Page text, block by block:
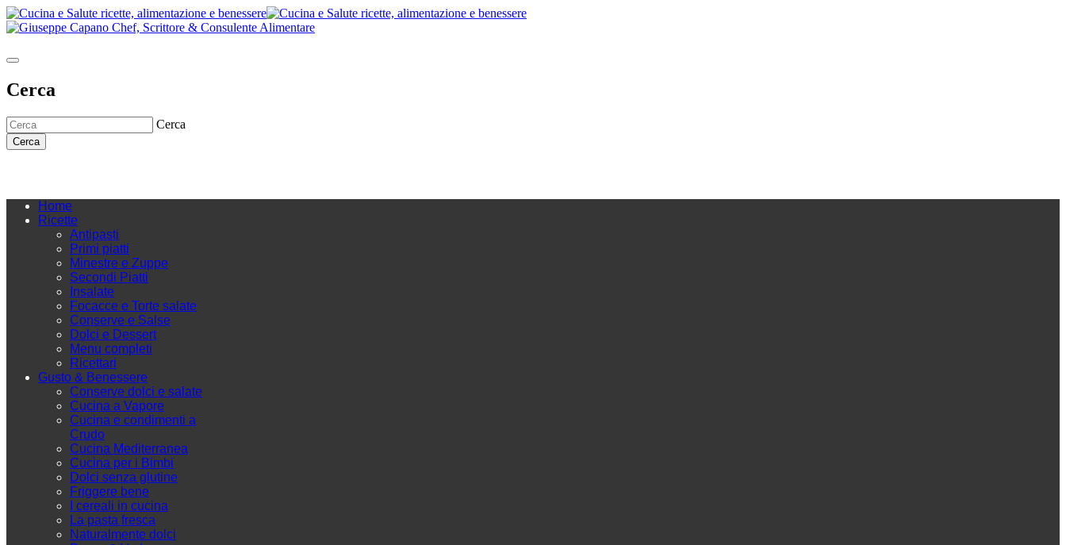
Cerca
Cerca
Cerca
Home
Ricette
Antipasti
Primi piatti
Minestre e Zuppe
Secondi Piatti
Insalate
Focacce e Torte salate
Conserve e Salse
Dolci e Dessert
Menu completi
Ricettari
Gusto & Benessere
Conserve dolci e salate
Cucina a Vapore
Cucina e condimenti a
Crudo
Cucina Mediterranea
Cucina per i Bimbi
Dolci senza glutine
Friggere bene
I cereali in cucina
La pasta fresca
Naturalmente dolci